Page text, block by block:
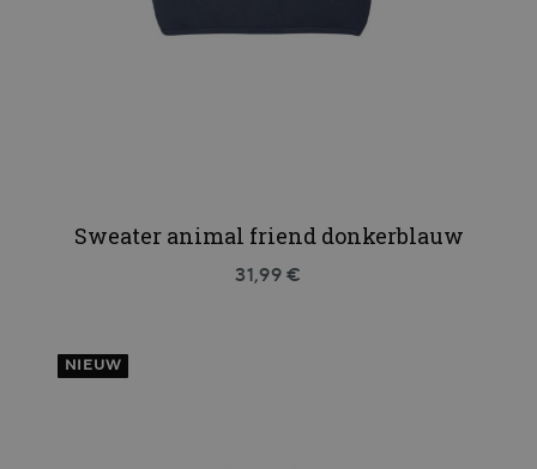
Sweater animal friend donkerblauw
31,99 €
NIEUW